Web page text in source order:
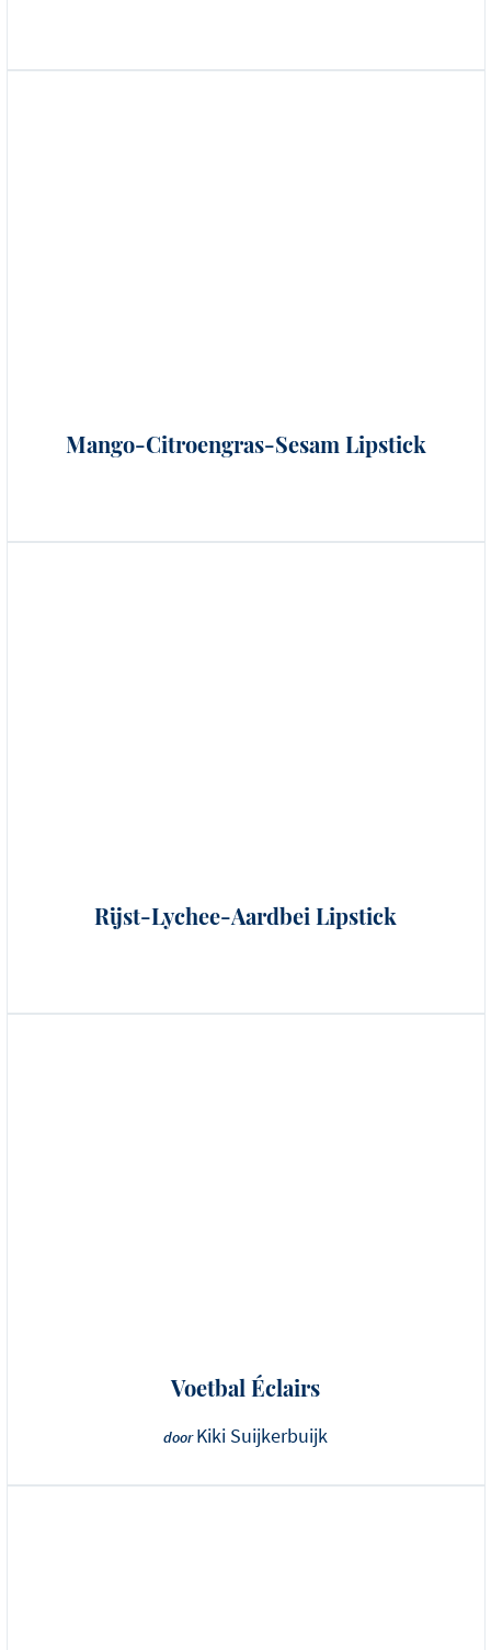
Mango-Citroengras-Sesam Lipstick
Rijst-Lychee-Aardbei Lipstick
Voetbal Éclairs
doorKiki Suijkerbuijk